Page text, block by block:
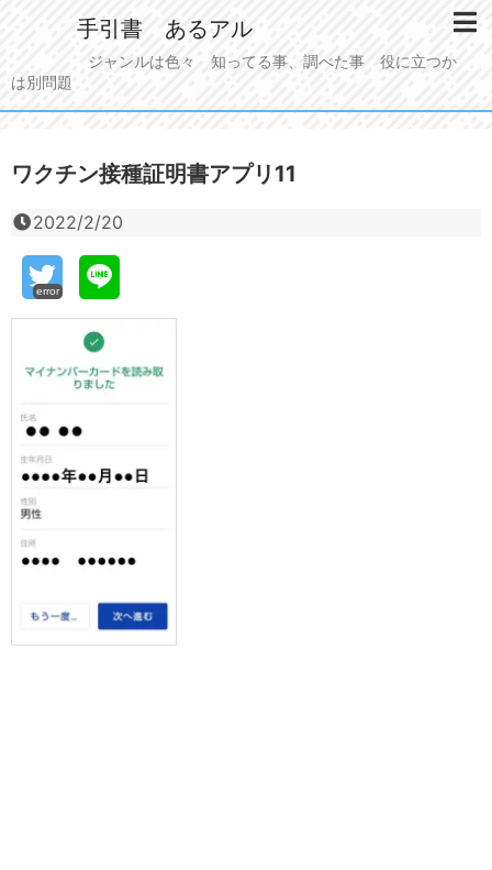
手引書 あるアル
ジャンルは色々 知ってる事、調べた事 役に立つか
は別問題
ワクチン接種証明書アプリ11
2022/2/20
error